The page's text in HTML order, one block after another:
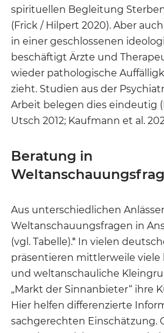
spirituellen Begleitung
(Frick / Hilpert 2020). Aber
in einer geschlossenen
beschäftigt Ärzte und
wieder pathologische
zieht. Studien aus der
Arbeit belegen dies eindeutig
Utsch 2012; Kaufmann et al.
Beratung in
Aus unterschiedlichen
Weltanschauungsfragen in
(vgl. Tabelle).* In vielen
präsentieren mittlerweile viele
und weltanschauliche
„Markt der Sinnanbieter“ ihre
Hier helfen differenzierte
sachgerechten Einschätzung.